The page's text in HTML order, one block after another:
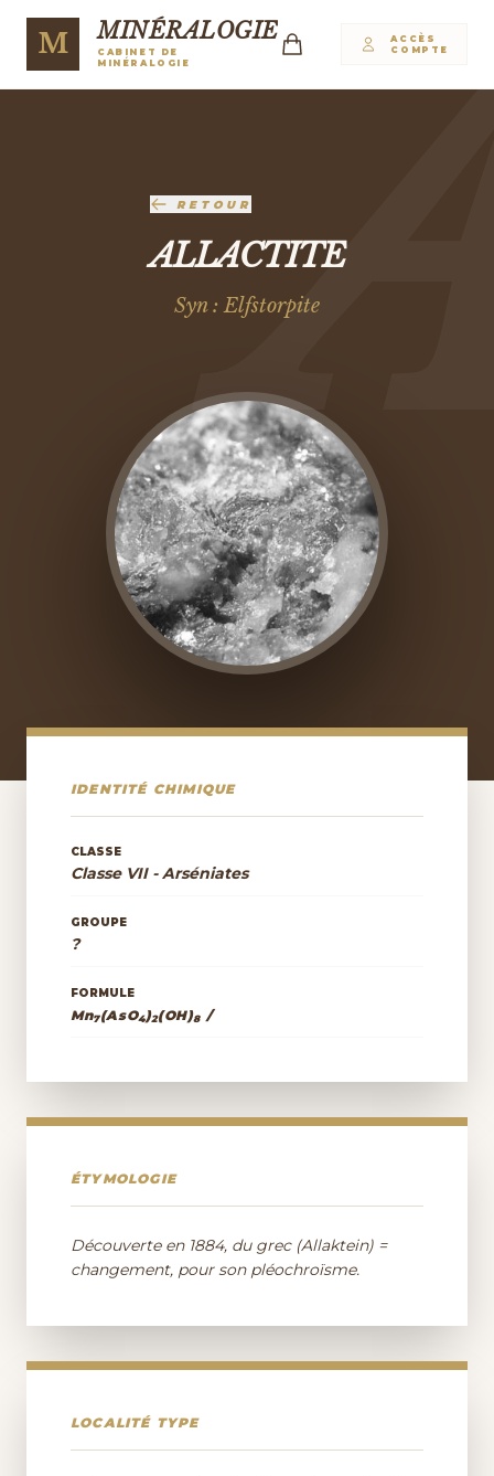
M MINÉRALOGIE
CABINET DE
MINÉRALOGIE
ACCÈS
COMPTE
RETOUR
ALLACTITE
Syn : Elfstorpite
IDENTITÉ CHIMIQUE
CLASSE
Classe VII - Arséniates
GROUPE
?
FORMULE
Mn7(AsO4)2(OH)8 /
ÉTYMOLOGIE
Découverte en 1884, du grec (Allaktein) =
changement, pour son pléochroïsme.
LOCALITÉ TYPE